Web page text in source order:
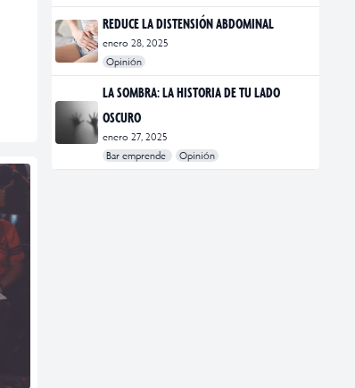
#Bar Emprende
#Opinión
#Principal
REDUCE LA DISTENSIÓN ABDOMINAL
enero 28, 2025
Opinión
#bienestar
#Opinión
#Principal
#Salud
LA SOMBRA: LA HISTORIA DE TU LADO
OSCURO
enero 27, 2025
Bar emprende
Opinión
#Bar Emprende
#CDMX
#marketing